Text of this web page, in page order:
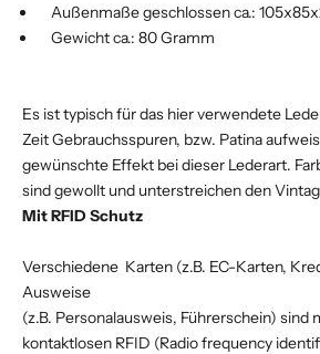
Außenmaße geschlossen ca.:
Gewicht ca.: 80 Gramm
Es ist typisch für das hier verwendete
Zeit Gebrauchsspuren, bzw. Patina
gewünschte Effekt bei dieser Lederart.
sind gewollt und unterstreichen den
Mit RFID Schutz
Verschiedene Karten (z.B. EC-Karten,
Ausweise
(z.B. Personalausweis, Führerschein) sind
kontaktlosen RFID (Radio frequency